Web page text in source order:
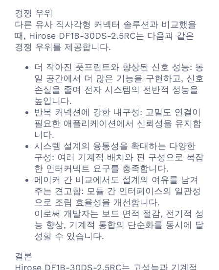
경쟁 우위
다른 유사 직사각형 커넥터 솔루션과 비교했을
때, Hirose DF1B-30DS-2.5RC는 다음과 같은
경쟁 우위를 제공합니다.
더 작아진 풋프린트와 향상된 신호 성능: 동
일 공간에서 더 많은 기능을 구현하고, 신호
손실을 줄여 전자 시스템의 전반적 성능을
높입니다.
반복 커넥션에 강한 내구성: 고밀도 연결이
필요한 애플리케이션에서 신뢰성을 유지합
니다.
시스템 설계의 융통성을 확대하는 다양한
구성: 여러 기계적 배치와 핀 구성으로 복잡
한 인터커넥트 요구를 충족합니다.
메이커 간 비교에서도 설계의 여유를 남겨
주는 견고함: 모듈 간 인터페이스의 일관성
으로 조립 효율성을 개선합니다.
이로써 개발자는 보드 면적 절감, 전기적 성
능 향상, 기계적 통합의 단순화를 동시에 달
성할 수 있습니다.
결론
Hirose DF1B-30DS-2.5RC는 고성능과 기계적